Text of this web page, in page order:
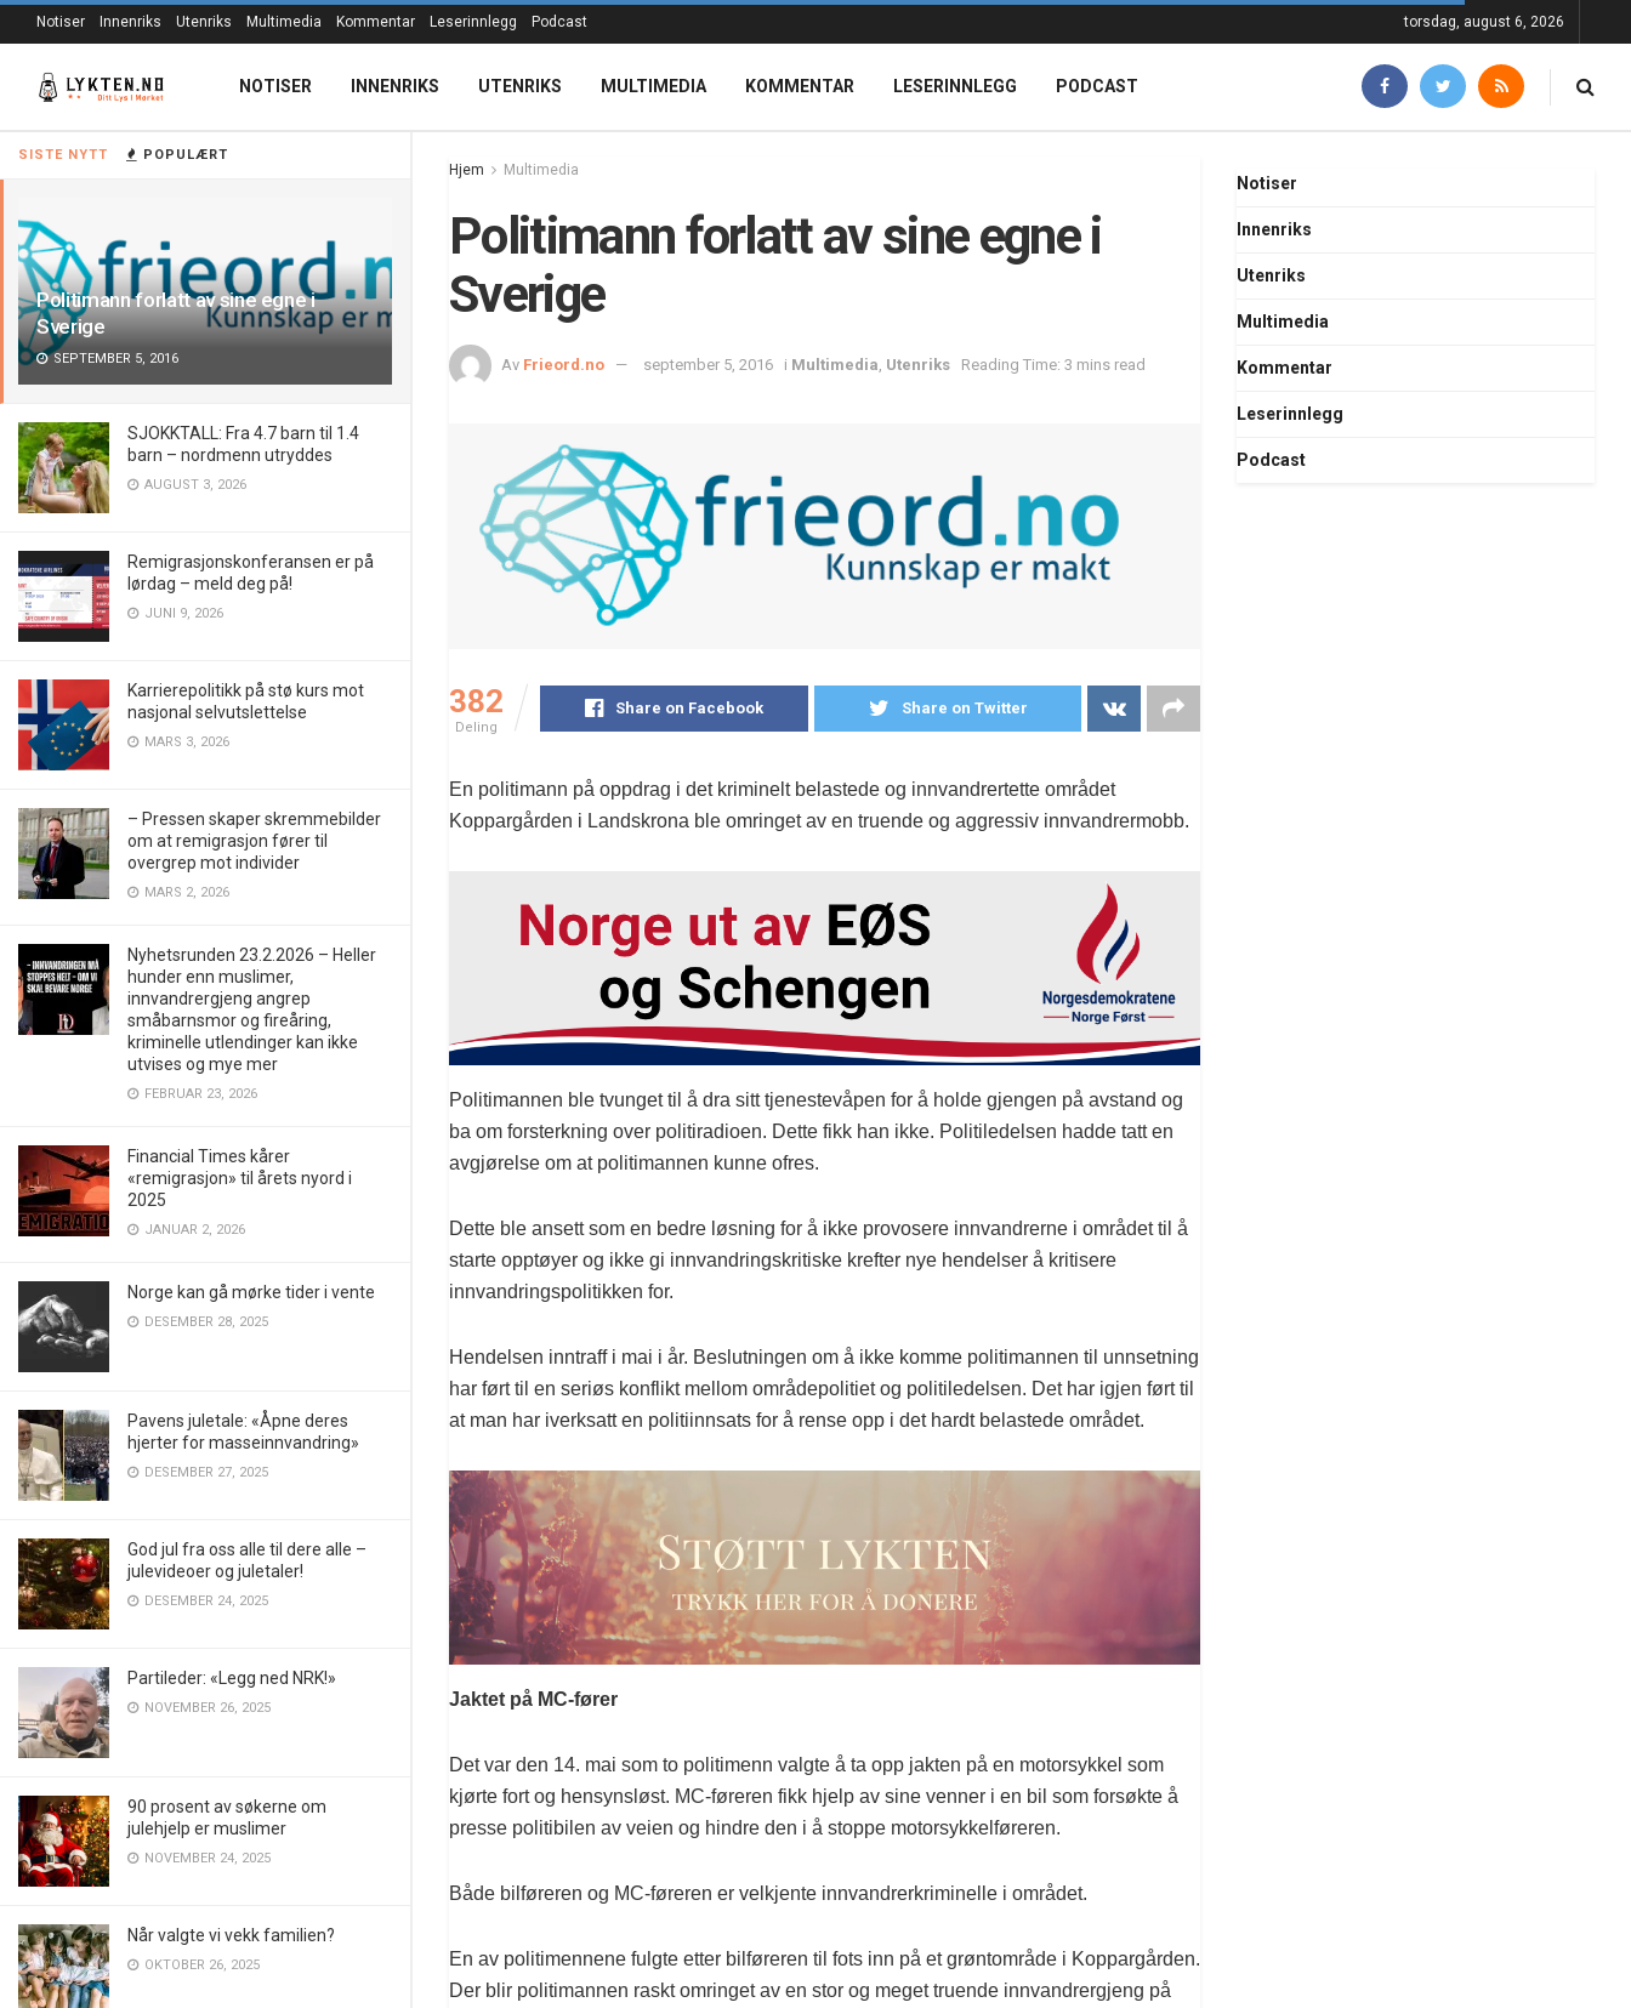
SISTE NYTT POPULÆRT
Politimann forlatt av sine egne i
Sverige
SEPTEMBER 5, 2016
SJOKKTALL: Fra 4.7 barn til 1.4
barn – nordmenn utryddes
AUGUST 3, 2026
Remigrasjonskonferansen er på
lørdag – meld deg på!
JUNI 9, 2026
Karrierepolitikk på stø kurs mot
nasjonal selvutslettelse
MARS 3, 2026
– Pressen skaper skremmebilder
om at remigrasjon fører til
overgrep mot individer
MARS 2, 2026
Nyhetsrunden 23.2.2026 – Heller
hunder enn muslimer,
innvandrergjeng angrep
småbarnsmor og fireåring,
kriminelle utlendinger kan ikke
utvises og mye mer
FEBRUAR 23, 2026
Financial Times kårer
«remigrasjon» til årets nyord i
2025
JANUAR 2, 2026
Norge kan gå mørke tider i vente
DESEMBER 28, 2025
Pavens juletale: «Åpne deres
hjerter for masseinnvandring»
DESEMBER 27, 2025
God jul fra oss alle til dere alle –
julevideoer og juletaler!
DESEMBER 24, 2025
Partileder: «Legg ned NRK!»
NOVEMBER 26, 2025
90 prosent av søkerne om
julehjelp er muslimer
NOVEMBER 24, 2025
Når valgte vi vekk familien?
OKTOBER 26, 2025
Notiser Innenriks Utenriks Multimedia Kommentar Leserinnlegg Podcast torsdag, august 6, 2026
NOTISER INNENRIKS UTENRIKS MULTIMEDIA KOMMENTAR LESERINNLEGG PODCAST
Hjem Multimedia
Politimann forlatt av sine egne i
Sverige
Av Frieord.no september 5, 2016 i Multimedia Utenriks Reading Time: 3 mins read
382
Deling
Share on Facebook Share on Twitter
En politimann på oppdrag i det kriminelt belastede og innvandrertette området
Koppargården i Landskrona ble omringet av en truende og aggressiv innvandrermobb.
Politimannen ble tvunget til å dra sitt tjenestevåpen for å holde gjengen på avstand og
ba om forsterkning over politiradioen. Dette fikk han ikke. Politiledelsen hadde tatt en
avgjørelse om at politimannen kunne ofres.
Dette ble ansett som en bedre løsning for å ikke provosere innvandrerne i området til å
starte opptøyer og ikke gi innvandringskritiske krefter nye hendelser å kritisere
innvandringspolitikken for.
Hendelsen inntraff i mai i år. Beslutningen om å ikke komme politimannen til unnsetning
har ført til en seriøs konflikt mellom områdepolitiet og politiledelsen. Det har igjen ført til
at man har iverksatt en politiinnsats for å rense opp i det hardt belastede området.
Jaktet på MC-fører
Det var den 14. mai som to politimenn valgte å ta opp jakten på en motorsykkel som
kjørte fort og hensynsløst. MC-føreren fikk hjelp av sine venner i en bil som forsøkte å
presse politibilen av veien og hindre den i å stoppe motorsykkelføreren.
Både bilføreren og MC-føreren er velkjente innvandrerkriminelle i området.
En av politimennene fulgte etter bilføreren til fots inn på et grøntområde i Koppargården.
Der blir politimannen raskt omringet av en stor og meget truende innvandrergjeng på
Notiser
Innenriks
Utenriks
Multimedia
Kommentar
Leserinnlegg
Podcast